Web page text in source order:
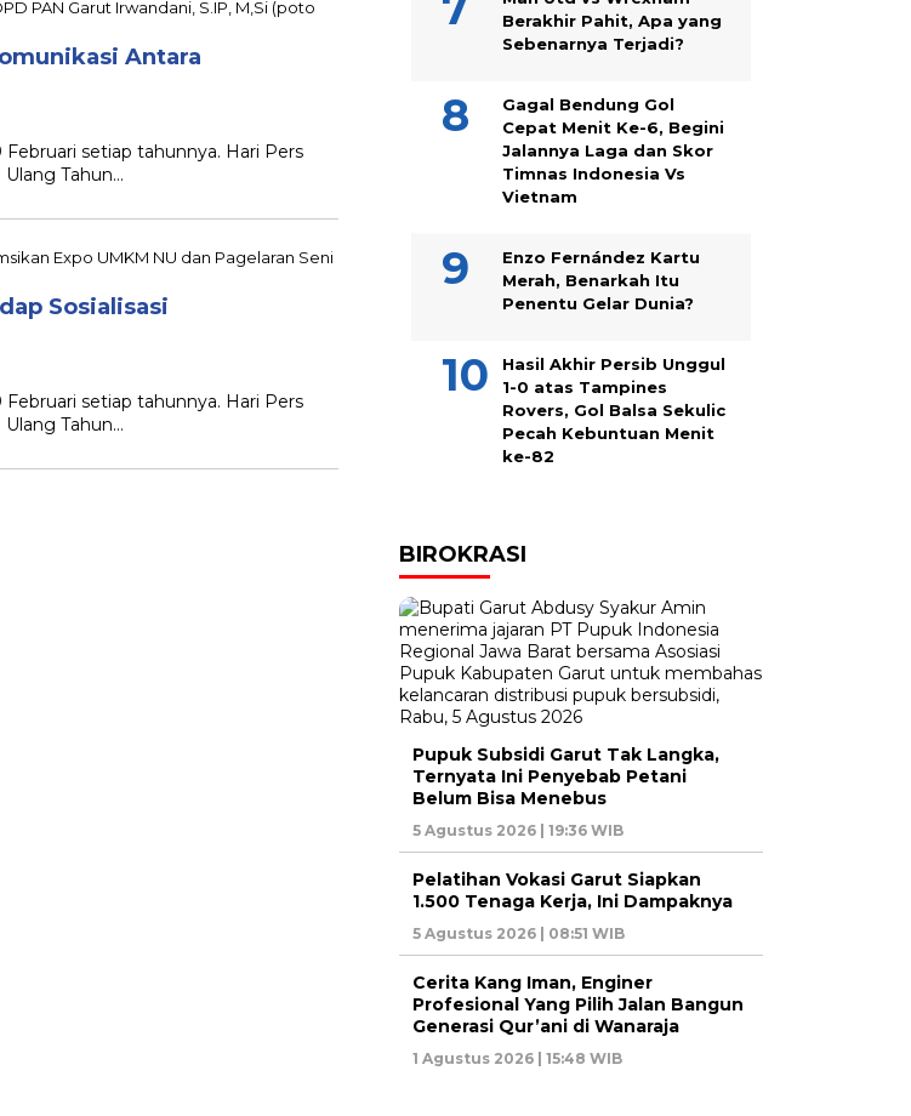
Antara
setiap tahunnya. Hari Pers
Tahun…
Sosialisasi
setiap tahunnya. Hari Pers
Tahun…
Berakhir Pahit, Apa yang
Sebenarnya Terjadi?
Gagal Bendung Gol
Cepat Menit Ke-6, Begini
Jalannya Laga dan Skor
Timnas Indonesia Vs
Vietnam
Enzo Fernández Kartu
Merah, Benarkah Itu
Penentu Gelar Dunia?
Hasil Akhir Persib Unggul
1-0 atas Tampines
Rovers, Gol Balsa Sekulic
Pecah Kebuntuan Menit
ke-82
BIROKRASI
Pupuk Subsidi Garut Tak Langka,
Ternyata Ini Penyebab Petani
Belum Bisa Menebus
5 Agustus 2026 | 19:36 WIB
Pelatihan Vokasi Garut Siapkan
1.500 Tenaga Kerja, Ini Dampaknya
5 Agustus 2026 | 08:51 WIB
Cerita Kang Iman, Enginer
Profesional Yang Pilih Jalan Bangun
Generasi Qur’ani di Wanaraja
1 Agustus 2026 | 15:48 WIB